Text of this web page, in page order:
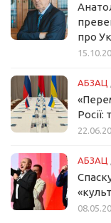
про
АБЗАЦ
Росії:
АБЗАЦ